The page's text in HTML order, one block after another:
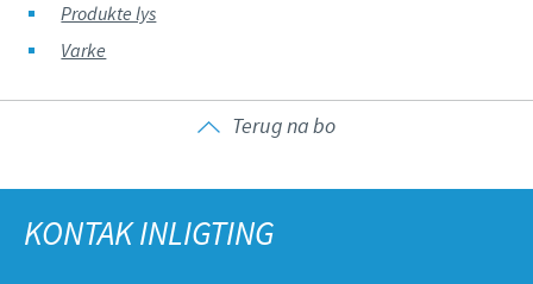
Produkte lys
Varke
Terug na bo
KONTAK INLIGTING